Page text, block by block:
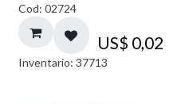
Cod: 02724
US$ 0,02
Inventario: 37713